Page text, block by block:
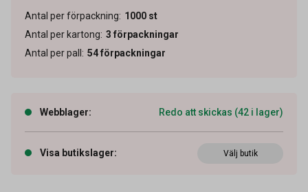
Antal per förpackning: 1000 st
Antal per kartong: 3 förpackningar
Antal per pall : 54förpackningar
Webblager: Redo att skickas (42 i lager)
Visa butikslager: Välj butik